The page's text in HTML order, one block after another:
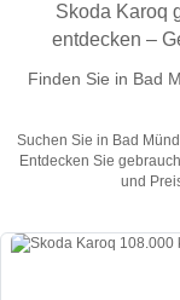
Skoda Karoq
entdecken –
Finden Sie in Bad
Suchen Sie in Bad
Entdecken Sie
und